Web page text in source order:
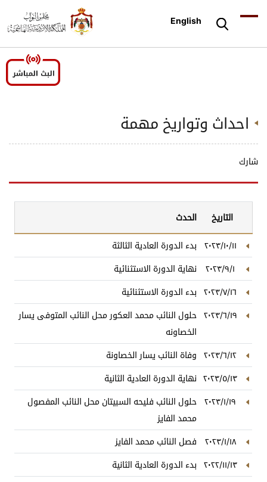
English
احداث وتواريخ مهمة
شارك
التاريخ الحدث
٢٠٢٣/١٠/١١ بدء الدورة العادية الثالثة
٢٠٢٣/٩/١ نهاية الدورة الاستثنائية
٢٠٢٣/٧/١٦ بدء الدورة الاستثنائية
٢٠٢٣/٦/١٩
حلول النائب محمد العكور محل النائب المتوفى يسار
الخصاونه
٢٠٢٣/٦/١٢ وفاة النائب يسار الخصاونة
٢٠٢٣/٥/١٣ نهاية الدورة العادية الثانية
٢٠٢٣/١/١٩
حلول النائب فليحه السبيتان محل النائب المفصول
محمد الفايز
٢٠٢٣/١/١٨ فصل النائب محمد الفايز
٢٠٢٢/١١/١٣ بدء الدورة العادية الثانية